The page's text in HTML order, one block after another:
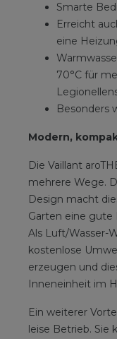
Smarte
Erreicht
eine
70°C für
Besonders
Modern,
Die Vaillant
mehrere Wege.
Design macht
Garten eine gute
Als Luft/Wasser-
kostenlose
erzeugen und
Inneneinheit im
Ein weiterer
leise Betrieb. Sie